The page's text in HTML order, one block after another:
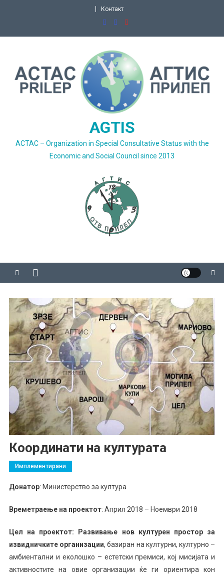
Контакт
AGTIS
ACTAC – Organization in Special Consultative Status with the
Economic and Social Council since 2013
Координати на културата
Имплементирани
Донатор: Министерство за култура
Времетраење на проектот: Април 2018 – Ноември 2018
Цел на проектот: Развивање нов културен простор за
извидничките организации, базиран на културни, културно –
амбиентални и еколошко – естетски премиси, кој мисијата и
активностите на овие организации ќе ги ориентира кон